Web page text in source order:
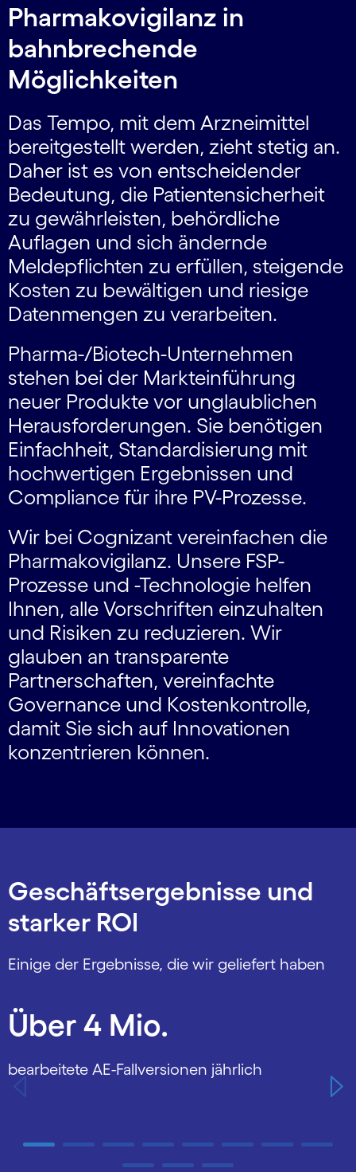
Pharmakovigilanz in
bahnbrechende
Möglichkeiten
Das Tempo, mit dem Arzneimittel
bereitgestellt werden, zieht stetig an.
Daher ist es von entscheidender
Bedeutung, die Patientensicherheit
zu gewährleisten, behördliche
Auflagen und sich ändernde
Meldepflichten zu erfüllen, steigende
Kosten zu bewältigen und riesige
Datenmengen zu verarbeiten.
Pharma-/Biotech-Unternehmen
stehen bei der Markteinführung
neuer Produkte vor unglaublichen
Herausforderungen. Sie benötigen
Einfachheit, Standardisierung mit
hochwertigen Ergebnissen und
Compliance für ihre PV-Prozesse.
Wir bei Cognizant vereinfachen die
Pharmakovigilanz. Unsere FSP-
Prozesse und -Technologie helfen
Ihnen, alle Vorschriften einzuhalten
und Risiken zu reduzieren. Wir
glauben an transparente
Partnerschaften, vereinfachte
Governance und Kostenkontrolle,
damit Sie sich auf Innovationen
konzentrieren können.
Geschäftsergebnisse und
starker ROI
Einige der Ergebnisse, die wir geliefert haben
Carousel starts
Über 4 Mio.
bearbeitete AE-Fallversionen jährlich